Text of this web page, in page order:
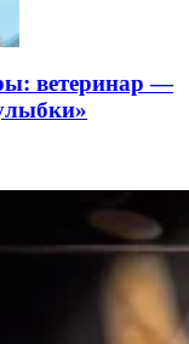
ветеринар —